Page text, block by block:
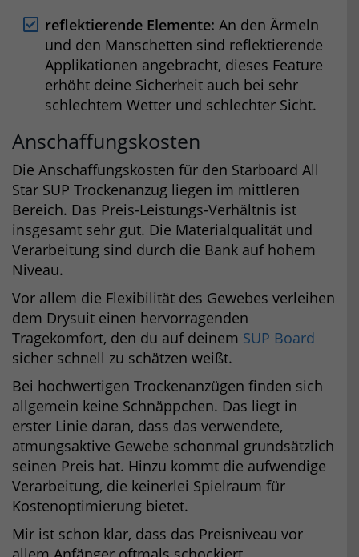
reflektierende Elemente: An den Ärmeln
und den Manschetten sind reflektierende
Applikationen angebracht, dieses Feature
erhöht deine Sicherheit auch bei sehr
schlechtem Wetter und schlechter Sicht.
Anschaffungskosten
Die Anschaffungskosten für den Starboard All
Star SUP Trockenanzug liegen im mittleren
Bereich. Das Preis-Leistungs-Verhältnis ist
insgesamt sehr gut. Die Materialqualität und
Verarbeitung sind durch die Bank auf hohem
Niveau.
Vor allem die Flexibilität des Gewebes verleihen
dem Drysuit einen hervorragenden
Tragekomfort, den du auf deinem SUP Board
sicher schnell zu schätzen weißt.
Bei hochwertigen Trockenanzügen finden sich
allgemein keine Schnäppchen. Das liegt in
erster Linie daran, dass das verwendete,
atmungsaktive Gewebe schonmal grundsätzlich
seinen Preis hat. Hinzu kommt die aufwendige
Verarbeitung, die keinerlei Spielraum für
Kostenoptimierung bietet.
Mir ist schon klar, dass das Preisniveau vor